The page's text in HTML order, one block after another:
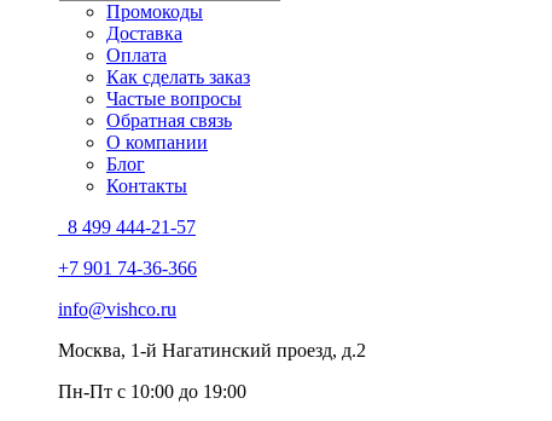
Промокоды
Доставка
Оплата
Как сделать заказ
Частые вопросы
Обратная связь
О компании
Блог
Контакты
8 499 444-21-57
+7 901 74-36-366
info@vishco.ru
Москва, 1-й Нагатинский проезд, д.2
Пн-Пт с 10:00 до 19:00